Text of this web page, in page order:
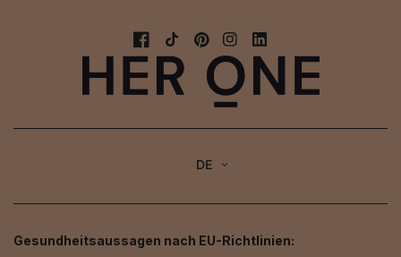
DE
Gesundheitsaussagen nach EU-Richtlinien: